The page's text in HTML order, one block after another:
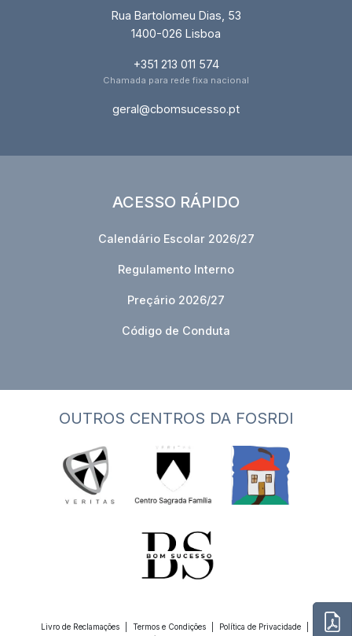
Rua Bartolomeu Dias, 53
1400-026 Lisboa
+351 213 011 574
Chamada para rede fixa nacional
geral@cbomsucesso.pt
ACESSO RÁPIDO
Calendário Escolar 2026/27
Regulamento Interno
Preçário 2026/27
Código de Conduta
OUTROS CENTROS DA FOSRDI
Livro de Reclamações Termos e Condições Política de Privacidade